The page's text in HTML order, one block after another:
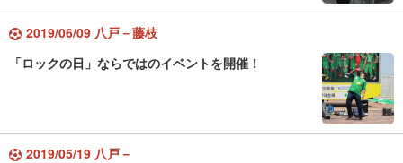
2019/06/09 八戸－藤枝
「ロックの日」ならではのイベントを開催！
2019/05/19 八戸－